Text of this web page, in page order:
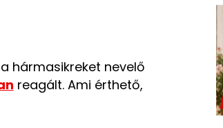
hármasikreket nevelő
reagált. Ami érthető,